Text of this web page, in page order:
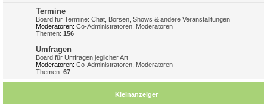
Termine
Board für Termine: Chat, Börsen, Shows & andere Veranstalltungen
Moderatoren: Co-Administratoren Moderatoren
Themen: 156
Umfragen
Board für Umfragen jeglicher Art
Moderatoren: Co-Administratoren Moderatoren
Themen: 67
Kleinanzeiger